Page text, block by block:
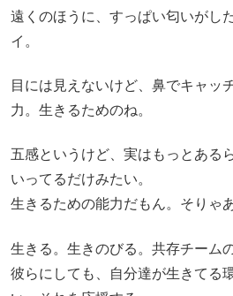
遠くのほうに、すっぱい匂いがし
イ。
目には見えないけど、鼻でキャッ
力。生きるためのね。
五感というけど、実はもっとある
いってるだけみたい。
生きるための能力だもん。そりゃ
生きる。生きのびる。共存チーム
彼らにしても、自分達が生きてる